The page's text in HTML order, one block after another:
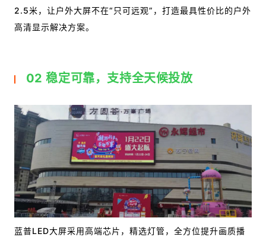
2.5米，让户外大屏不在“只可远观”，打造最具性价比的户外
高清显示解决方案。
02 稳定可靠，支持全天候投放
蓝普LED大屏采用高端芯片，精选灯管，全方位提升画质播